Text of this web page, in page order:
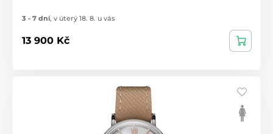
3 - 7 dní, v úterý 18. 8. u vás
13 900 Kč